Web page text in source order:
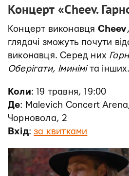
Концерт «Cheev.
Концерт виконавця Cheev
глядачі зможуть почути
виконавця. Серед них
Оберігати, Іминіміта інших.
Коли: 19 травня, 19:00
Де: Malevich Concert
Чорновола, 2
Вхід: за квитками